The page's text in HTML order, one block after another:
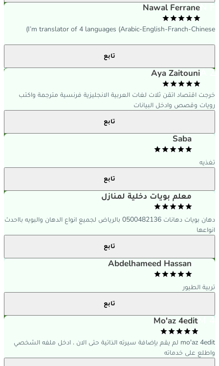
N
Nawal Ferrane
I’m translator of 4 languages (Arabic-English-Franch-
تابع
A
Aya Zaitouni
اقتصاد اتقن ثلات لغات العربية الانجليزية فرنسية مترجمة واكتب
وقصص وادخل البيانات
تابع
Saba
تابع
معلم بويات دخلية لمنازل
دهان بويات دهانات 0500482136 بالرياض لجميع انواع الدهان والبويه بااحدث
تابع
Abdelhameed Hassan
الطيور
تابع
M
Mo'az 4edit
mo'az 4edit لم يقم بإضافة سيرته الذاتية حتى الان ، ادخل ملفه الشخصي
على خدماته